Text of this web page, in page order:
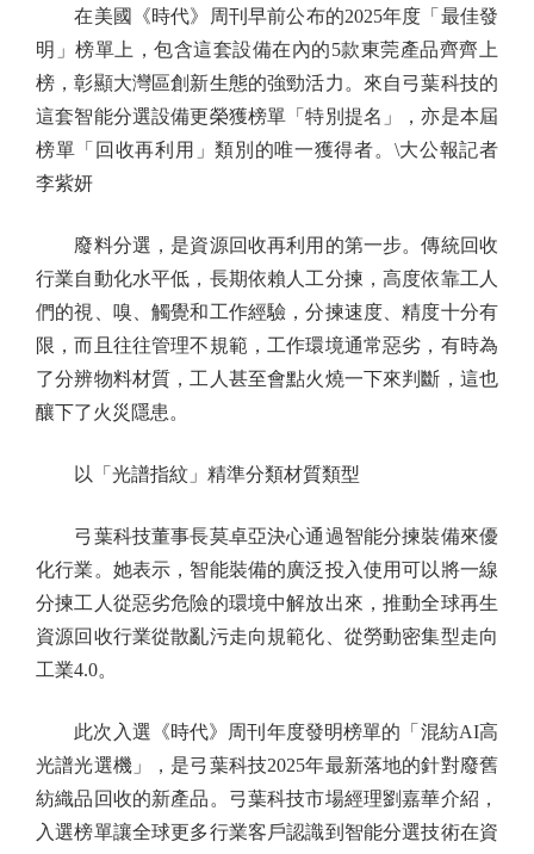
在美國《時代》周刊早前公布的2025年度「最佳發
明」榜單上，包含這套設備在內的5款東莞產品齊齊上
榜，彰顯大灣區創新生態的強勁活力。來自弓葉科技的
這套智能分選設備更榮獲榜單「特別提名」，亦是本屆
榜單「回收再利用」類別的唯一獲得者。\大公報記者
李紫妍
廢料分選，是資源回收再利用的第一步。傳統回收
行業自動化水平低，長期依賴人工分揀，高度依靠工人
們的視、嗅、觸覺和工作經驗，分揀速度、精度十分有
限，而且往往管理不規範，工作環境通常惡劣，有時為
了分辨物料材質，工人甚至會點火燒一下來判斷，這也
釀下了火災隱患。
以「光譜指紋」精準分類材質類型
弓葉科技董事長莫卓亞決心通過智能分揀裝備來優
化行業。她表示，智能裝備的廣泛投入使用可以將一線
分揀工人從惡劣危險的環境中解放出來，推動全球再生
資源回收行業從散亂污走向規範化、從勞動密集型走向
工業4.0。
此次入選《時代》周刊年度發明榜單的「混紡AI高
光譜光選機」，是弓葉科技2025年最新落地的針對廢舊
紡織品回收的新產品。弓葉科技市場經理劉嘉華介紹，
入選榜單讓全球更多行業客戶認識到智能分選技術在資